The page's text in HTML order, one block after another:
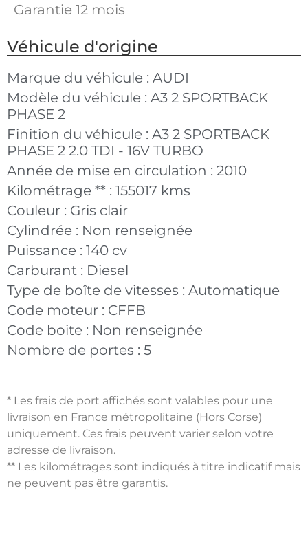
Garantie 12 mois
Véhicule d'origine
Marque du véhicule : AUDI
Modèle du véhicule : A3 2 SPORTBACK
PHASE 2
Finition du véhicule : A3 2 SPORTBACK
PHASE 2 2.0 TDI - 16V TURBO
Année de mise en circulation : 2010
Kilométrage ** : 155017 kms
Couleur : Gris clair
Cylindrée : Non renseignée
Puissance : 140 cv
Carburant : Diesel
Type de boîte de vitesses : Automatique
Code moteur : CFFB
Code boite : Non renseignée
Nombre de portes : 5
* Les frais de port affichés sont valables pour une
livraison en France métropolitaine (Hors Corse)
uniquement. Ces frais peuvent varier selon votre
adresse de livraison.
** Les kilométrages sont indiqués à titre indicatif mais
ne peuvent pas être garantis.